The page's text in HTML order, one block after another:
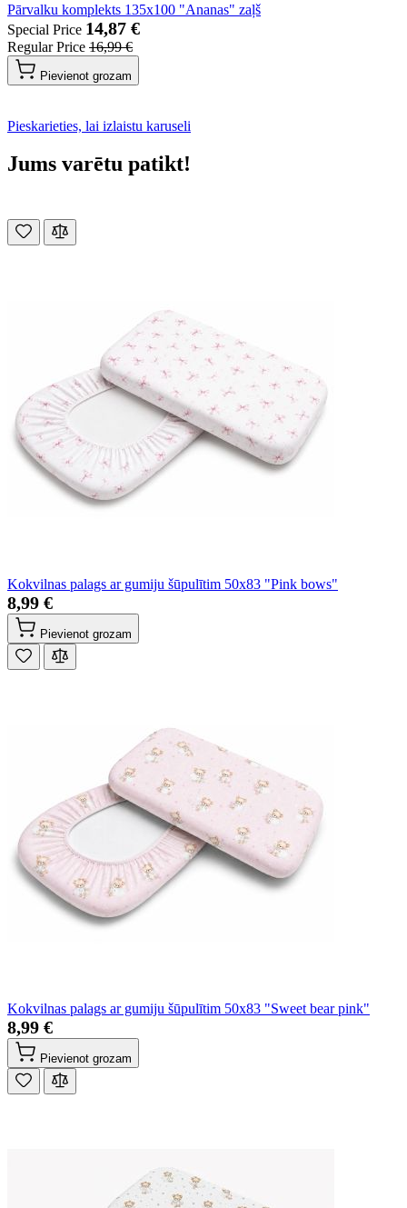
Pārvalku komplekts 135x100 "Ananas" zaļš
Special Price 14,87 €
Regular Price 16,99 €
Pievienot grozam
Pieskarieties, lai izlaistu karuseli
Jums varētu patikt!
Kokvilnas palags ar gumiju šūpulītim 50x83 "Pink bows"
8,99 €
Pievienot grozam
Kokvilnas palags ar gumiju šūpulītim 50x83 "Sweet bear pink"
8,99 €
Pievienot grozam